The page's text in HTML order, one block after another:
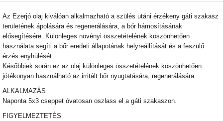
Az Ezerjó olaj kiválóan alkalmazható a szülés utáni érzékeny gáti szakasz
területének ápolására és regenerálására, a bőr hámosításának
elősegítésére. Különleges növényi összetételének köszönhetően
használata segíti a bőr eredeti állapotának helyreállítását és a feszülő
érzés enyhülését.
Későbbiek során ez az olaj különleges összetételének köszönhetően
jótékonyan használható az irritált bőr nyugtatására, regenerálására.
ALKALMAZÁS
Naponta 5x3 cseppet óvatosan oszlass el a gáti szakaszon.
FIGYELMEZTETÉS